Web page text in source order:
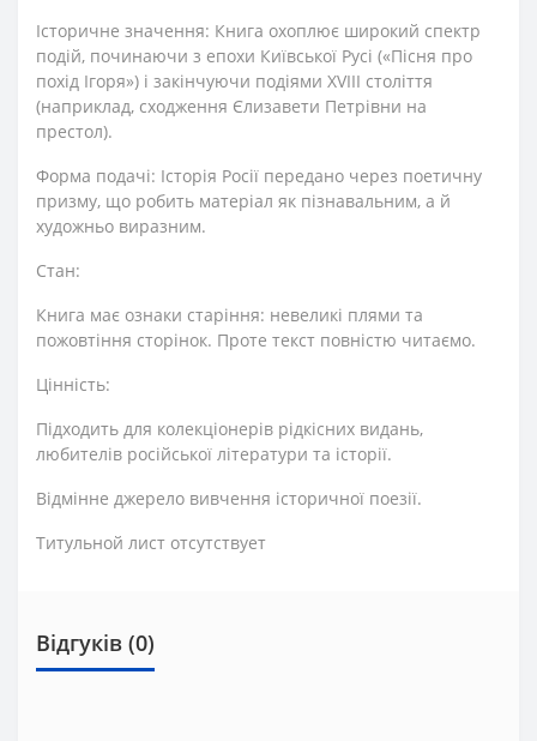
Історичне значення: Книга охоплює широкий спектр
подій, починаючи з епохи Київської Русі («Пісня про
похід Ігоря») і закінчуючи подіями XVIII століття
(наприклад, сходження Єлизавети Петрівни на
престол).
Форма подачі: Історія Росії передано через поетичну
призму, що робить матеріал як пізнавальним, а й
художньо виразним.
Стан:
Книга має ознаки старіння: невеликі плями та
пожовтіння сторінок. Проте текст повністю читаємо.
Цінність:
Підходить для колекціонерів рідкісних видань,
любителів російської літератури та історії.
Відмінне джерело вивчення історичної поезії.
Титульной лист отсутствует
Відгуків (0)